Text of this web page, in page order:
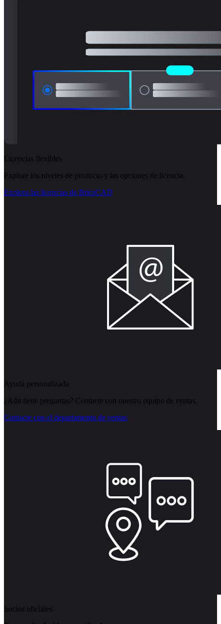
Licencias flexibles
Explore los niveles de producto y las opciones de licencia.
Explora las licencias de BricsCAD
Ayuda personalizada
¿Aún tiene preguntas? Contacte con nuestro equipo de ventas.
Contacte con el departamento de ventas
Socios oficiales